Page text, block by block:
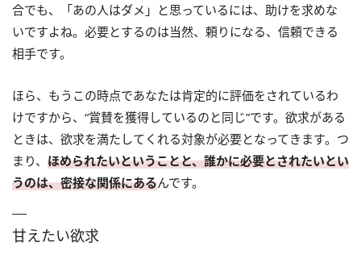
合でも、「あの人はダメ」と思っているには、助けを求めな
いですよね。必要とするのは当然、頼りになる、信頼できる
相手です。
ほら、もうこの時点であなたは肯定的に評価をされているわ
けですから、“賞賛を獲得しているのと同じ”です。欲求がある
ときは、欲求を満たしてくれる対象が必要となってきます。つ
まり、 ほめられたいということと、誰かに必要とされたいとい
うのは、密接な関係にあるんです。
甘えたい欲求